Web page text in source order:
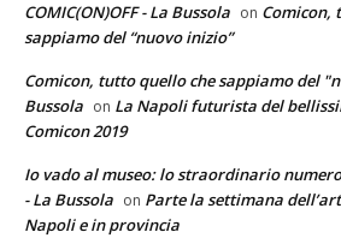
COMIC(ON)OFF - La Bussola on Comicon,
sappiamo del “nuovo inizio”
Comicon, tutto quello che sappiamo del
Bussola on La Napoli futurista del
Comicon 2019
Io vado al museo: lo straordinario
- La Bussola on Parte la settimana
Napoli e in provincia